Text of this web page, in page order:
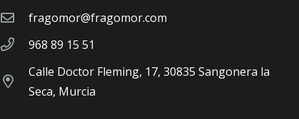
fragomor@fragomor.com
968 89 15 51
Calle Doctor Fleming, 17, 30835 Sangonera la
Seca, Murcia